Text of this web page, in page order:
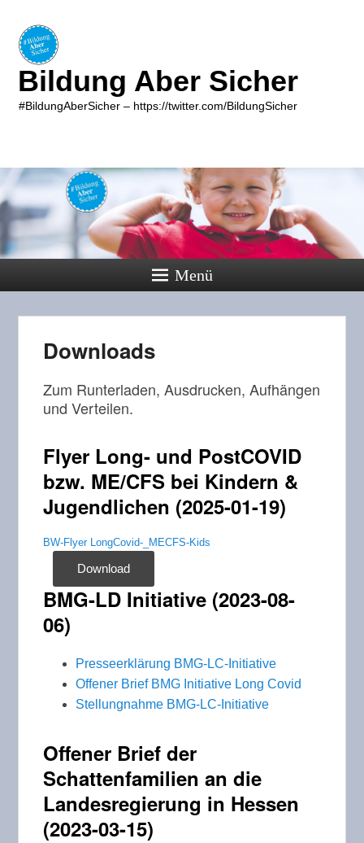
Bildung Aber Sicher
#BildungAberSicher – https://twitter.com/BildungSicher
Menü
Downloads
Zum Runterladen, Ausdrucken, Aufhängen
und Verteilen.
Flyer Long- und PostCOVID
bzw. ME/CFS bei Kindern &
Jugendlichen (2025-01-19)
BW-Flyer LongCovid-_MECFS-Kids
Download
BMG-LD Initiative (2023-08-
06)
Presseerklärung BMG-LC-Initiative
Offener Brief BMG Initiative Long Covid
Stellungnahme BMG-LC-Initiative
Offener Brief der
Schattenfamilien an die
Landesregierung in Hessen
(2023-03-15)